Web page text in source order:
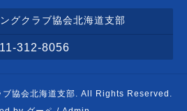
グクラブ協会北海道支部
312-8056
ブ協会北海道支部. All Rights Reserved.